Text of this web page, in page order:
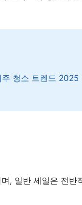
청소 트렌드 2025
, 일반 세일은 전반